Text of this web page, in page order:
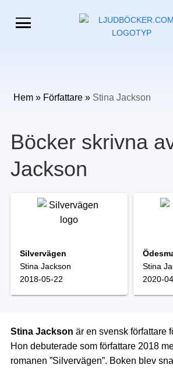
Hem» Författare» Stina Jackson
Böcker skrivna
Jackson
Silvervägen
Stina Jackson
2018-05-22
Stina
2020-
Stina Jackson är en svensk författare
Hon debuterade som författare 2018
romanen ”Silvervägen”. Boken blev